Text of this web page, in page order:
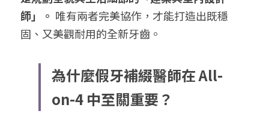
師」。 唯有兩者完美協作，才能打造出既穩
固、又美觀耐用的全新牙齒。
為什麼假牙補綴醫師在 All-
on-4 中至關重要？